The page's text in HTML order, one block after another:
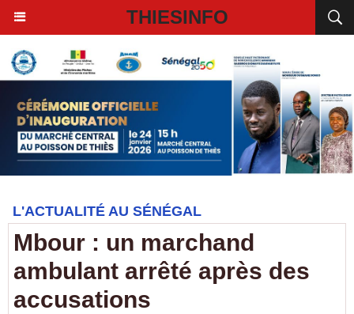
THIESINFO
L'ACTUALITÉ AU SÉNÉGAL
Mbour : un marchand
ambulant arrêté après des
accusations